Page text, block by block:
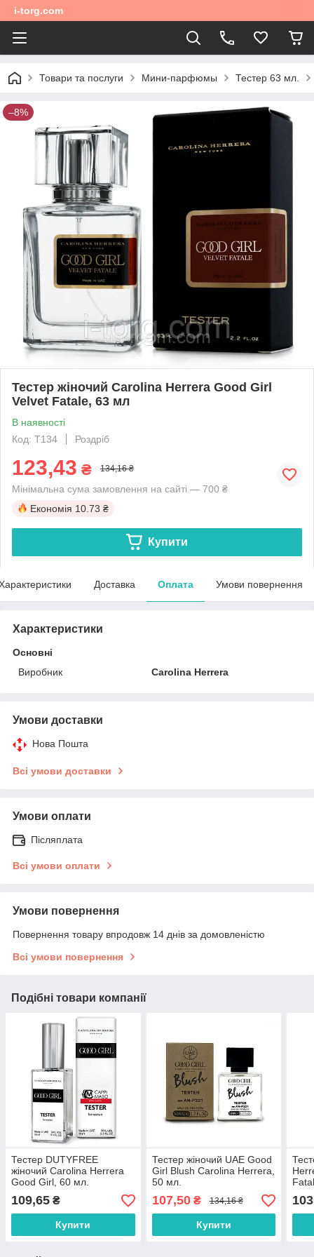
i-torg.com
Товари та послуги Мини-парфюмы Тестер 63 мл.
–8%
Тестер жіночий Carolina Herrera Good Girl
Velvet Fatale, 63 мл
В наявності
Код: T134
Роздріб
123,43 ₴ 134,16 ₴
Мінімальна сума замовлення на сайті — 700 ₴
Економія 10.73 ₴
Купити
Доставка Оплата Умови повернення
Характеристики
Основні
Виробник
Carolina Herrera
Умови доставки
Нова Пошта
Всі умови доставки
Умови оплати
Післяплата
Всі умови оплати
Умови повернення
Повернення товару впродовж 14 днів за домовленістю
Всі умови повернення
Подібні товари компанії
Тестер DUTYFREE
жіночий Carolina Herrera
Good Girl, 60 мл.
109,65 ₴
Купити
Тестер жіночий UAE Good
Girl Blush Carolina Herrera,
50 мл.
107,50₴ 134,16 ₴
Купити